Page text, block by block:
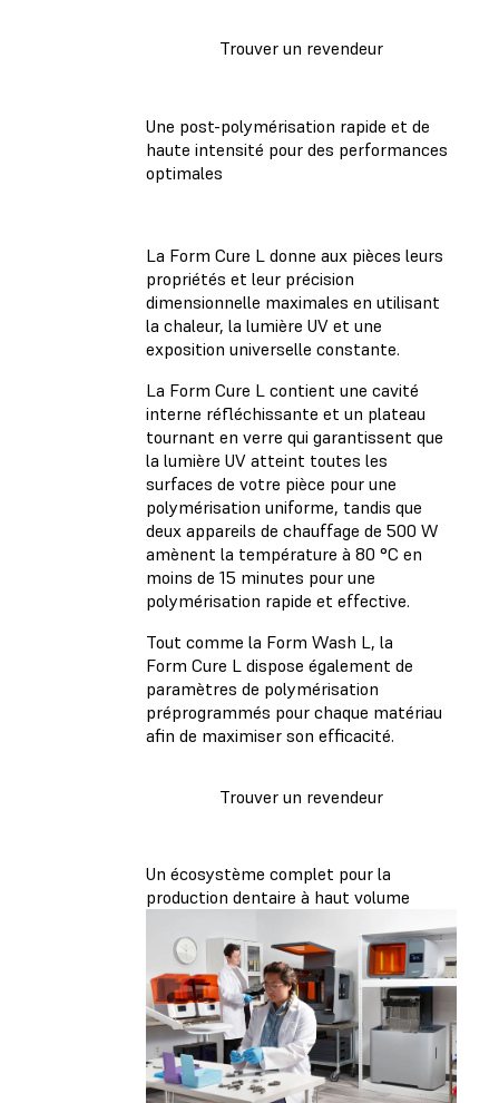
Trouver un revendeur
Une post-polymérisation rapide et de
haute intensité pour des performances
optimales
La Form Cure L donne aux pièces leurs
propriétés et leur précision
dimensionnelle maximales en utilisant
la chaleur, la lumière UV et une
exposition universelle constante.
La Form Cure L contient une cavité
interne réfléchissante et un plateau
tournant en verre qui garantissent que
la lumière UV atteint toutes les
surfaces de votre pièce pour une
polymérisation uniforme, tandis que
deux appareils de chauffage de 500 W
amènent la température à 80 °C en
moins de 15 minutes pour une
polymérisation rapide et effective.
Tout comme la Form Wash L, la
Form Cure L dispose également de
paramètres de polymérisation
préprogrammés pour chaque matériau
afin de maximiser son efficacité.
Trouver un revendeur
Un écosystème complet pour la
production dentaire à haut volume